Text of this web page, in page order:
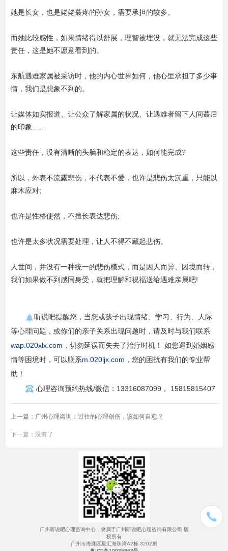
她是长女，也是姥姥蕞疼的孙女，需要承担的较多。
而她比较感性，如果情绪得以舒展，理智被埋没，就无法完成这些
责任，这是她不愿意看到的。
东航遇难家属被采访时，他的内心世界如何，他心里承担了多少事
情，我们是想象不到的。
让媒体如实报道、让公众了解家属的状况、让遇难者留下人间蕞后
的印象……
这些责任，没有清晰的头脑和稳定的表达，如何能完成?
所以，外表不流露悲伤，不代表不爱，也许是悲伤太沉重，只能以
麻木应对;
也许是性格使然，不擅长表达悲伤;
也许是太多状况需要处理，让人不得不藏起悲伤。
人世间，并没有一种统一的悲伤模式，而是因人而异、因境而转，
我们如果做不到感同身受，就把理解和祝福送给遇难亲属吧!
听说吧提醒您，当您或孩子出现情绪、学习、行为、人际
等心理问题，或你们的亲子关系出现问题时，请及时与我们联系
wap.020xlx.com ，切勿延误而失去了治疗时机！ 如您遇到婚姻感
情等困境时，可以联系m.020ljx.com ，您的困扰有我们的专业帮
助！
心理咨询预约热线/微信：13316087099， 15815815407
上一篇： 广州心理咨询：过往的心理创伤，该如何自愈？
下一篇：没有了
广州听说吧心理咨询中心，隶属于广州听说吧心理咨询有限公司 版
权所有
广州市海珠区星汇海珠湾A2栋-3202房